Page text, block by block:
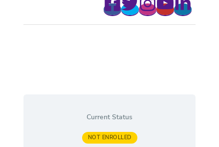
Current Status
NOT ENROLLED